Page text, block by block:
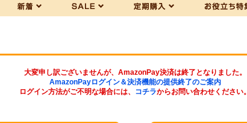
大変申し訳ございませんが、AmazonPay決済は終了となりました。
AmazonPayログイン＆決済機能の提供終了のご案内
ログイン方法がご不明な場合には、 コチラからお問い合わせください。